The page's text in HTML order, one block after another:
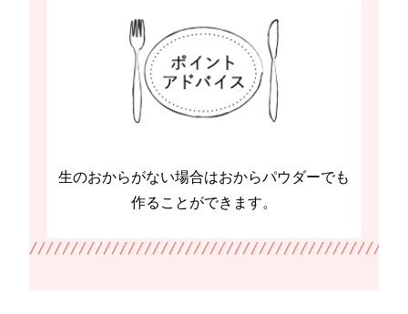
生のおからがない場合はおからパウダーでも
作ることができます。